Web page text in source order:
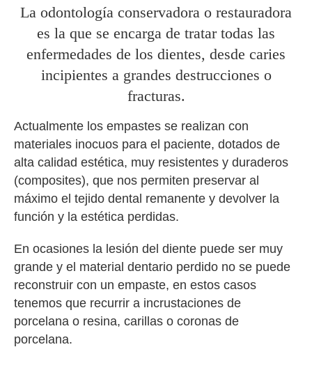
La odontología conservadora o restauradora
es la que se encarga de tratar todas las
enfermedades de los dientes, desde caries
incipientes a grandes destrucciones o
fracturas.
Actualmente los empastes se realizan con
materiales inocuos para el paciente, dotados de
alta calidad estética, muy resistentes y duraderos
(composites), que nos permiten preservar al
máximo el tejido dental remanente y devolver la
función y la estética perdidas.
En ocasiones la lesión del diente puede ser muy
grande y el material dentario perdido no se puede
reconstruir con un empaste, en estos casos
tenemos que recurrir a incrustaciones de
porcelana o resina, carillas o coronas de
porcelana.